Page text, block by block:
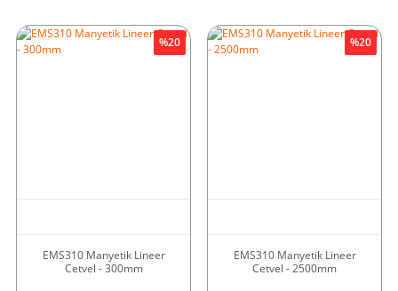
EMS310 Manyetik Lineer
Cetvel - 300mm
%20
EMS310 Manyetik Lineer
Cetvel - 2500mm
%20